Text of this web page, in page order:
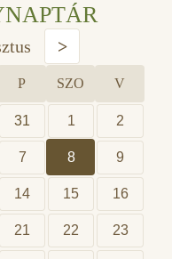
>
P SZO V
31 1 2
7 8 9
14 15 16
21 22 23